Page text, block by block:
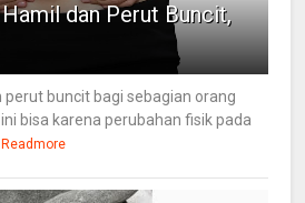
dan Perut Buncit,
perut buncit bagi sebagian orang
bisa karena perubahan fisik pada
Readmore